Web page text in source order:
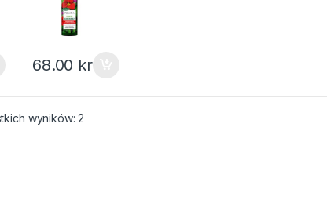
68.00 kr
wyników: 2